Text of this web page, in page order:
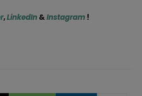
,LinkedIn&Instagram !